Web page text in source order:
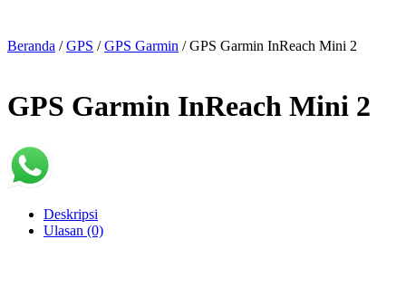
Beranda /GPS /GPS Garmin / GPS Garmin InReach Mini 2
GPS Garmin InReach Mini 2
Deskripsi
Ulasan (0)